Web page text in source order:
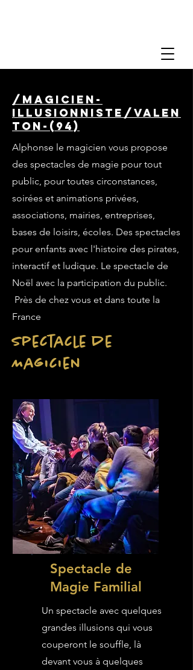
/magicien-
illusionniste/valen
ton-(94)
Alphonse le magicien vous propose
des spectacles de magie pour tout
public, pour toutes circonstances,
soirées et animations privées,
associations, mairies, entreprises,
bases de loisirs, écoles. Des spectacles
pour enfants avec l'histoire des pirates,
interactif et ludique. Le spectacle de
Noël avec la participation du public.
Près de chez vous et dans toute la
France
Spectacle de
Magicien
Spectacle de
Magie Familial
Un spectacle avec quelques
grandes illusions qui vous
couperont le souffle, là
devant vous à quelques